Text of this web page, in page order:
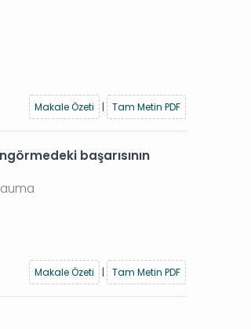
Makale Özeti
| Tam Metin PDF
başarısının
Makale Özeti
| Tam Metin PDF